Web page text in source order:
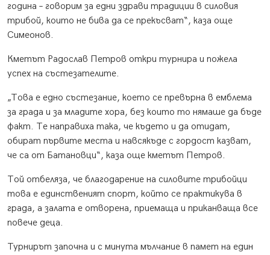
година – говорим за едни здрави традиции в силовия
трибой, които не бива да се прекъсват“, каза още
Симеонов.
Кметът Радослав Петров откри турнира и пожела
успех на състезателите.
„Това е едно състезание, което се превърна в емблема
за града и за младите хора, без които то нямаше да бъде
факт. Те направиха така, че където и да отидат,
обират първите места и навсякъде с гордост казват,
че са от Батановци“, каза още кметът Петров.
Той отбеляза, че благодарение на силовите трибойци
това е единственият спорт, който се практикува в
града, а залата е отворена, приемаща и приканваща все
повече деца.
Турнирът започна и с минута мълчание в памет на един